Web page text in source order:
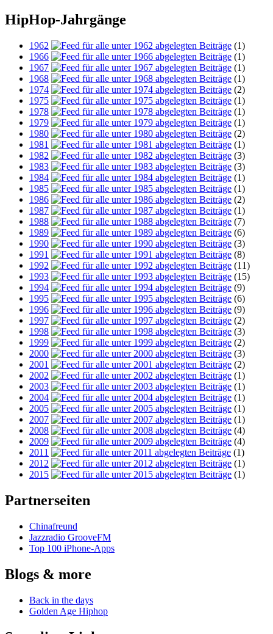
HipHop-Jahrgänge
1962
(1)
1966
(1)
1967
(1)
1968
(1)
1974
(2)
1975
(1)
1978
(1)
1979
(1)
1980
(2)
1981
(1)
1982
(3)
1983
(3)
1984
(1)
1985
(1)
1986
(2)
1987
(1)
1988
(7)
1989
(6)
1990
(3)
1991
(8)
1992
(11)
1993
(15)
1994
(9)
1995
(6)
1996
(9)
1997
(2)
1998
(3)
1999
(2)
2000
(3)
2001
(2)
2002
(1)
2003
(1)
2004
(1)
2005
(1)
2007
(1)
2008
(4)
2009
(4)
2011
(1)
2012
(1)
2015
(1)
Partnerseiten
Chinafreund
Jazzradio GrooveFM
Top 100 iPhone-Apps
Blogs & more
Back in the days
Golden Age Hiphop